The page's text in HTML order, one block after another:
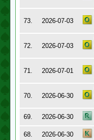
73. 2026-07-03
72. 2026-07-03
71. 2026-07-01
70. 2026-06-30
69. 2026-06-30
68.
2026-06-30